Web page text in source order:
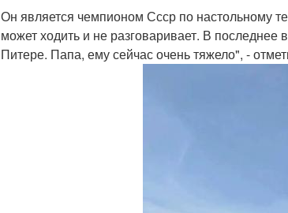
Он является чемпионом Ссср по настольному
может ходить и не разговаривает. В
Питере. Папа, ему сейчас очень тяжело", -